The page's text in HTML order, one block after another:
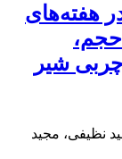
هفته‌های
‌حجم،
شیر
نظیفی، مجید